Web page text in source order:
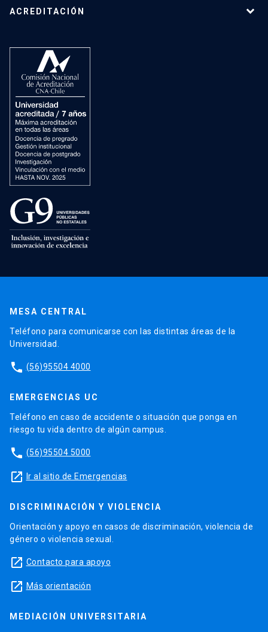
ACREDITACIÓN
MESA CENTRAL
Teléfono para comunicarse con las distintas áreas de la
Universidad.
phone (56)95504 4000
EMERGENCIAS UC
Teléfono en caso de accidente o situación que ponga en
riesgo tu vida dentro de algún campus.
phone (56)95504 5000
launch Ir al sitio de Emergencias
DISCRIMINACIÓN Y VIOLENCIA
Orientación y apoyo en casos de discriminación, violencia de
género o violencia sexual.
launch Contacto para apoyo
launch Más orientación
MEDIACIÓN UNIVERSITARIA